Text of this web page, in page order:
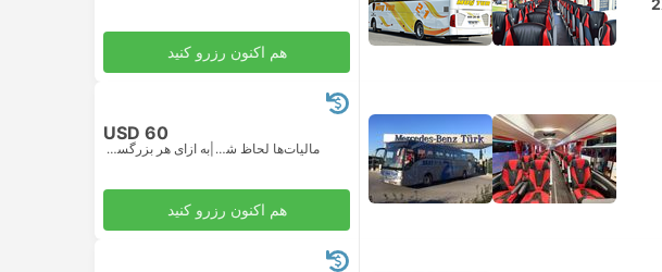
هم اکنون رزرو کنید
USD 60
مالیات‌ها لحاظ شده | به ازای هر بزرگسال
هم اکنون رزرو کنید